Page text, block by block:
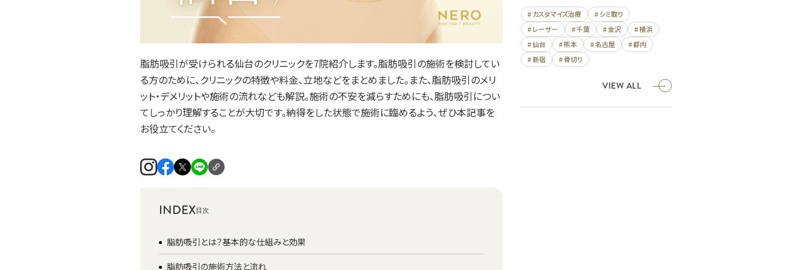
脂肪吸引が受けられる仙台のクリニックを7院紹介します。脂肪吸引の施術を検討してい
る方のために、クリニックの特徴や料金、立地などをまとめました。また、脂肪吸引のメリ
ット・デメリットや施術の流れなども解説。施術の不安を減らすためにも、脂肪吸引につい
てしっかり理解することが大切です。納得をした状態で施術に臨めるよう、ぜひ本記事を
お役立てください。
INDEX
脂肪吸引とは？基本的な仕組みと効果
脂肪吸引の施術方法と流れ
# カスタマイズ治療
# シミ取り
# レーザー
# 千葉 # 金沢
# 横浜
# 仙台
# 熊本 # 名古屋
# 都内
# 新宿
# 骨切り
VIEW ALL